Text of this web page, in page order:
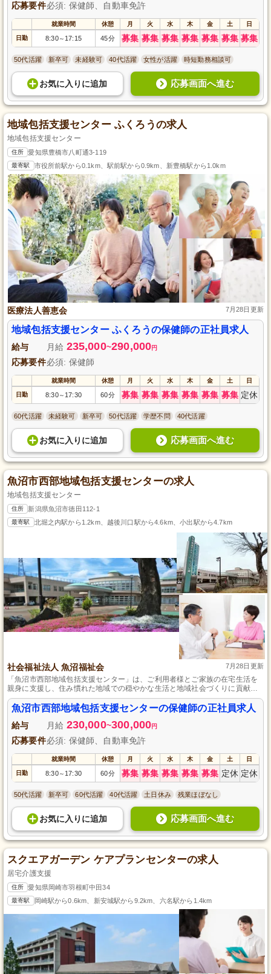
応募要件必須: 保健師、自動車免許
就業時間 休憩 月 火 水 木 金 土 日
日勤 8:30～ 17:15 45分 募集 募集 募集 募集 募集 募集 募集
50代活躍 新卒可 未経験可 40代活躍 女性が活躍 時短勤務相談可
お気に入り に追加 応募画面へ進む
地域包括支援センター ふくろうの求人
地域包括支援センター
住所 愛知県豊橋市八町通3-119
最寄駅 市役所前駅から0.1km、駅前駅から0.9km、新豊橋駅から1.0km
医療法人善恵会 7月28日更新
地域包括支援センター ふくろうの保健師の正社員求人
給与 月給 235,000~290,000円
応募要件必須: 保健師
就業時間 休憩 月 火 水 木 金 土 日
日勤 8:30～ 17:30 60分 募集 募集 募集 募集 募集 募集 定休
60代活躍 未経験可 新卒可 50代活躍 学歴不問 40代活躍
お気に入り に追加 応募画面へ進む
魚沼市西部地域包括支援センターの求人
地域包括支援センター
住所 新潟県魚沼市徳田112-1
最寄駅 北堀之内駅から1.2km、越後川口駅から4.6km、小出駅から4.7km
社会福祉法人 魚沼福祉会 7月28日更新
「魚沼市西部地域包括支援センター」は、ご利用者様とご家族の在宅生活を
親身に支援し、住み慣れた地域での穏やかな生活と地域社会づくりに貢献し
ています。
魚沼市西部地域包括支援センターの保健師の正社員求人
給与 月給 230,000~300,000円
応募要件必須: 保健師、自動車免許
就業時間 休憩 月 火 水 木 金 土 日
日勤 8:30～ 17:30 60分 募集 募集 募集 募集 募集 定休 定休
50代活躍 新卒可 60代活躍 40代活躍 土日休み 残業ほぼなし
お気に入り に追加 応募画面へ進む
スクエアガーデン ケアプランセンターの求人
居宅介護支援
住所 愛知県岡崎市羽根町中田34
最寄駅 岡崎駅から0.6km、新安城駅から9.2km、六名駅から1.4km